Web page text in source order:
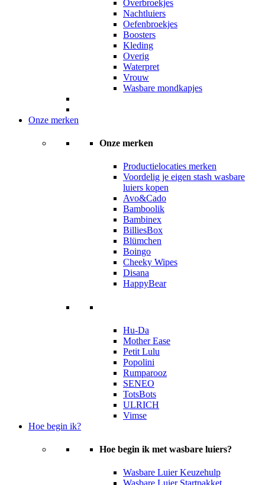
Overbroekjes
Nachtluiers
Oefenbroekjes
Boosters
Kleding
Overig
Waterpret
Vrouw
Wasbare mondkapjes
Onze merken
Onze merken
Productielocaties merken
Voordelig je eigen stash wasbare
luiers kopen
Avo&Cado
Bamboolik
Bambinex
BilliesBox
Blümchen
Boingo
Cheeky Wipes
Disana
HappyBear
Hu-Da
Mother Ease
Petit Lulu
Popolini
Rumparooz
SENEO
TotsBots
ULRICH
Vimse
Hoe begin ik?
Hoe begin ik met wasbare luiers?
Wasbare Luier Keuzehulp